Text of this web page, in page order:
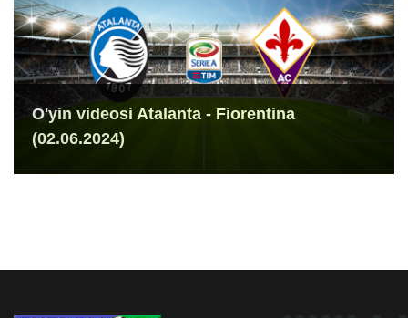
O'yin videosi Atalanta - Fiorentina
(02.06.2024)